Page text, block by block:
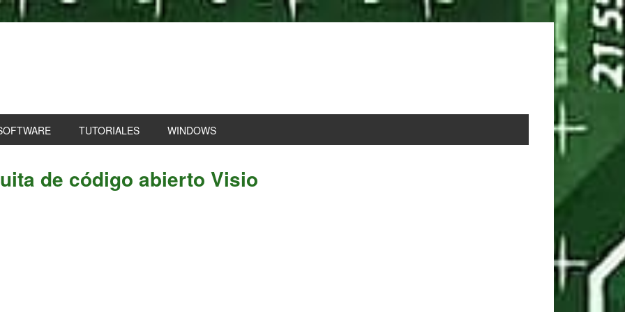
TUTORIALES WINDOWS
de código abierto Visio